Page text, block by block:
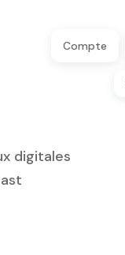
Compte
digitales